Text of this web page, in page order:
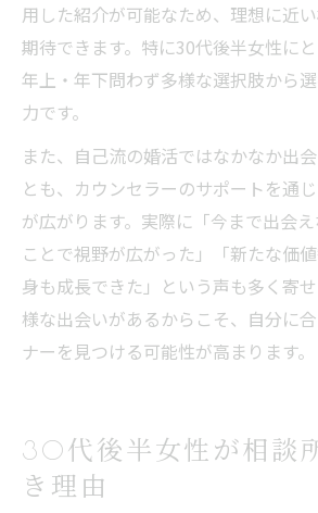
用した紹介が可能なため、理想に近
期待できます。特に30代後半女性に
年上・年下問わず多様な選択肢から
力です。
また、自己流の婚活ではなかなか出
とも、カウンセラーのサポートを通
が広がります。実際に「今まで出会
ことで視野が広がった」「新たな価
身も成長できた」という声も多く寄
様な出会いがあるからこそ、自分に
ナーを見つける可能性が高まります。
30代後半女性が相談
き理由